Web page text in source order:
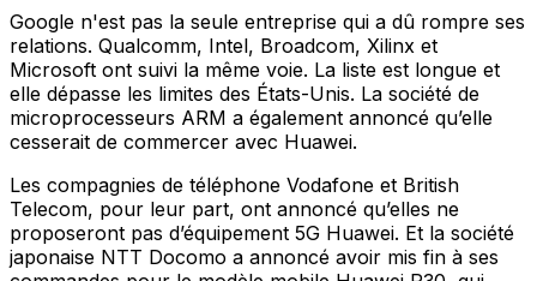
Google n'est pas la seule entreprise qui a dû rompre ses
relations. Qualcomm, Intel, Broadcom, Xilinx et
Microsoft ont suivi la même voie. La liste est longue et
elle dépasse les limites des États-Unis. La société de
microprocesseurs ARM a également annoncé qu’elle
cesserait de commercer avec Huawei.
Les compagnies de téléphone Vodafone et British
Telecom, pour leur part, ont annoncé qu’elles ne
proposeront pas d’équipement 5G Huawei. Et la société
japonaise NTT Docomo a annoncé avoir mis fin à ses